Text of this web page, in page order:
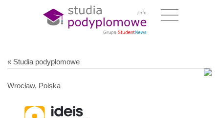
« Studia podyplomowe
Wrocław, Polska